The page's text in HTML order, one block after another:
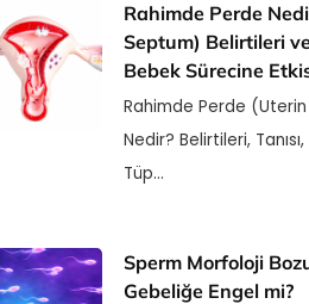
Rahimde Perde
Septum) Belirtileri
Bebek Sürecine
Rahimde Perde
Nedir? Belirtileri,
Tüp…
Sperm Morfoloji
Gebeliğe Engel mi?